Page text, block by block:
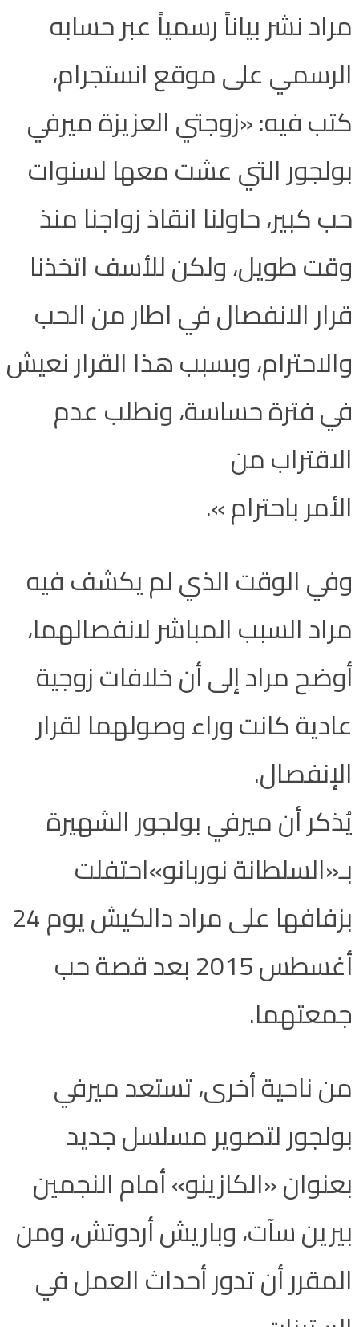
مراد نشر بياناً رسمياً عبر حسابه
الرسمي على موقع انستجرام،
كتب فيه: «زوجتي العزيزة ميرفي
بولجور التي عشت معها لسنوات
حب كبير، حاولنا انقاذ زواجنا منذ
وقت طويل، ولكن للأسف اتخذنا
قرار الانفصال في اطار من الحب
والاحترام، وبسبب هذا القرار نعيش
في فترة حساسة، ونطلب عدم
الاقتراب من
الأمر باحترام ».
وفي الوقت الذي لم يكشف فيه
مراد السبب المباشر لانفصالهما،
أوضح مراد إلى أن خلافات زوجية
عادية كانت وراء وصولهما لقرار
الإنفصال.
يُذكر أن ميرفي بولجور الشهيرة
بـ«السلطانة نوربانو»احتفلت
بزفافها على مراد دالكيش يوم 24
أغسطس 2015 بعد قصة حب
جمعتهما.
من ناحية أخرى، تستعد ميرفي
بولجور لتصوير مسلسل جديد
بعنوان «الكازينو» أمام النجمين
بيرين سآت، وباريش أردوتش، ومن
المقرر أن تدور أحداث العمل في